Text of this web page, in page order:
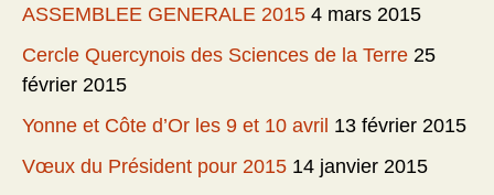
ASSEMBLEE GENERALE 2015 4 mars 2015
Cercle Quercynois des Sciences de la Terre 25
février 2015
Yonne et Côte d’Or les 9 et 10 avril 13 février 2015
Vœux du Président pour 2015 14 janvier 2015